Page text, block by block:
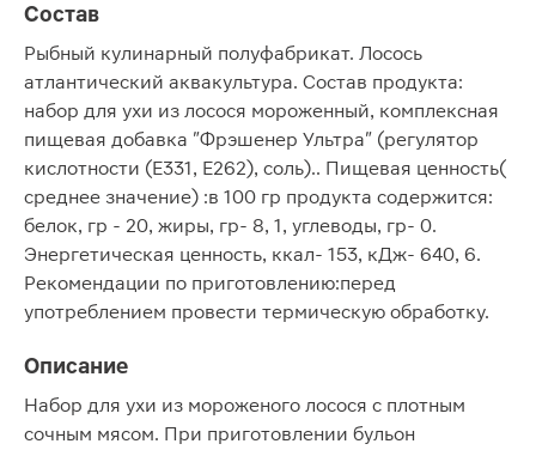
Состав
Рыбный кулинарный полуфабрикат. Лосось
атлантический аквакультура. Состав продукта:
набор для ухи из лосося мороженный, комплексная
пищевая добавка "Фрэшенер Ультра" (регулятор
кислотности (Е331, Е262), соль).. Пищевая ценность(
среднее значение) :в 100 гр продукта содержится:
белок, гр - 20, жиры, гр- 8, 1, углеводы, гр- 0.
Энергетическая ценность, ккал- 153, кДж- 640, 6.
Рекомендации по приготовлению:перед
употреблением провести термическую обработку.
Описание
Набор для ухи из мороженого лосося с плотным
сочным мясом. При приготовлении бульон